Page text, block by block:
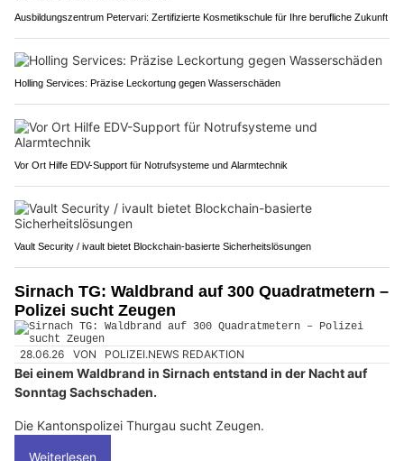
Ausbildungszentrum Petervari: Zertifizierte Kosmetikschule für Ihre berufliche Zukunft
Holling Services: Präzise Leckortung gegen Wasserschäden
Vor Ort Hilfe EDV-Support für Notrufsysteme und Alarmtechnik
Vault Security / ivault bietet Blockchain-basierte Sicherheitslösungen
Sirnach TG: Waldbrand auf 300 Quadratmetern –
Polizei sucht Zeugen
28.06.26 VON POLIZEI.NEWS REDAKTION
Bei einem Waldbrand in Sirnach entstand in der Nacht auf
Sonntag Sachschaden.
Die Kantonspolizei Thurgau sucht Zeugen.
Weiterlesen